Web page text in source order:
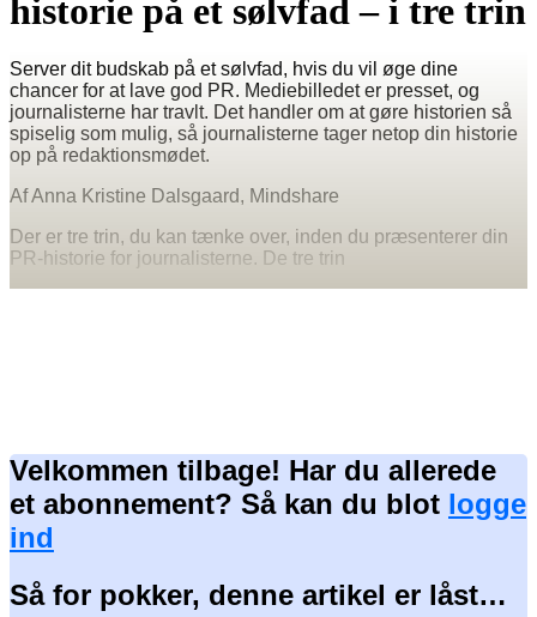
historie på et sølvfad – i tre trin
Server dit budskab på et sølvfad, hvis du vil øge dine
chancer for at lave god PR. Mediebilledet er presset, og
journalisterne har travlt. Det handler om at gøre historien så
spiselig som mulig, så journalisterne tager netop din historie
op på redaktionsmødet.
Af Anna Kristine Dalsgaard, Mindshare
Der er tre trin, du kan tænke over, inden du præsenterer din
PR-historie for journalisterne. De tre trin
Velkommen tilbage! Har du allerede
et abonnement? Så kan du blot logge
ind
Så for pokker, denne artikel er låst…